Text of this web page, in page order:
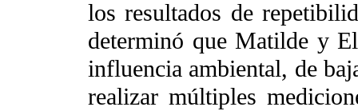
los resultados de
determinó que Matilde y
influencia ambiental, de
realizar múltiples